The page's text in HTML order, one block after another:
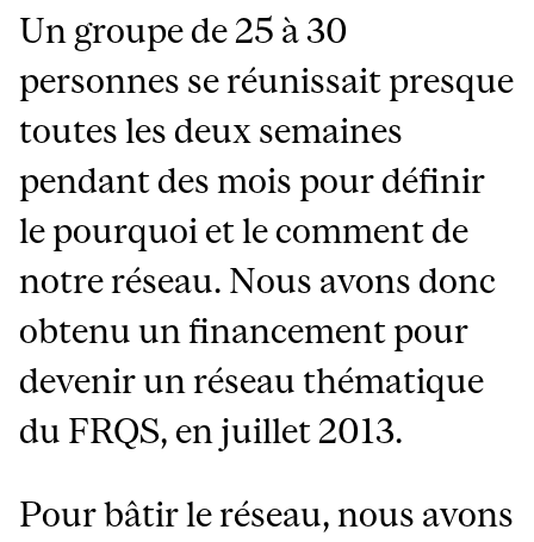
Un groupe de 25 à 30
personnes se réunissait presque
toutes les deux semaines
pendant des mois pour définir
le pourquoi et le comment de
notre réseau. Nous avons donc
obtenu un financement pour
devenir un réseau thématique
du FRQS, en juillet 2013.
Pour bâtir le réseau, nous avons